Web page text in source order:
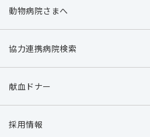
動物病院さまへ
協力連携病院検索
献血ドナー
採用情報